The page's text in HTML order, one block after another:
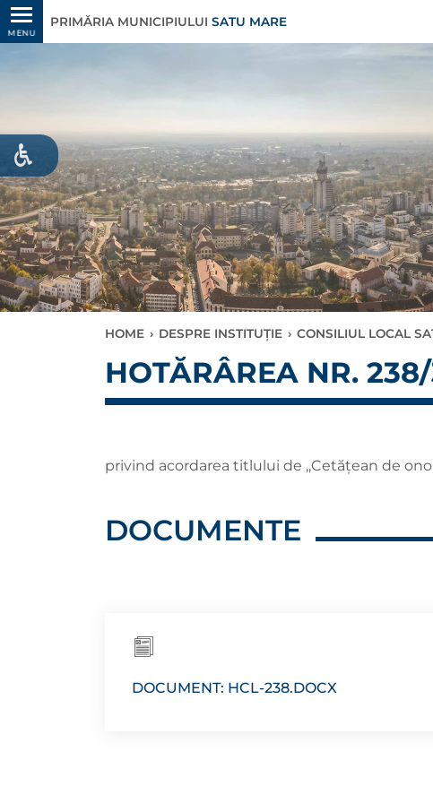
MENU
PRIMĂRIA MUNICIPIULUI SATU MARE
HOME › DESPRE INSTITUȚIE › CONSILIUL LOCAL
HOTĂRÂREA NR.
privind acordarea titlului de ,,Cetăţean de
DOCUMENTE
DOCUMENT: HCL-238.DOCX